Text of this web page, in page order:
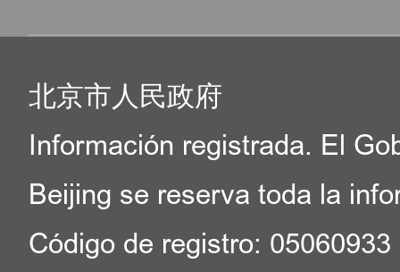
北京市人民政府
Información registrada. El
Beijing se reserva toda la
Código de registro: 05060933